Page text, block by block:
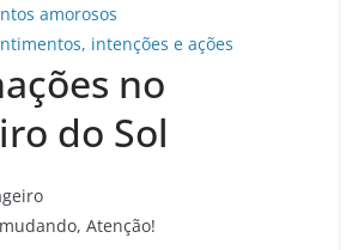
amorosos
intenções e ações
no
do Sol
Atenção!